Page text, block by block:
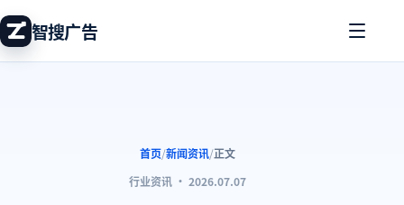
智搜广告
首页/新闻资讯/正文
行业资讯 · 2026.07.07